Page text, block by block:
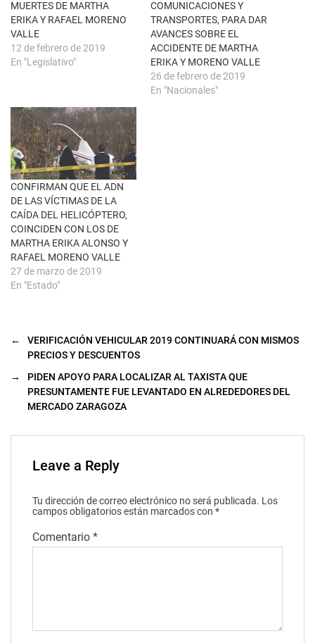
n
a
n
u
e
v
a
)
e
a
b
e
e
n
u
e
n
a
n
a
n
u
e
v
a
)
MUERTES DE MARTHA
ERIKA Y RAFAEL MORENO
VALLE
12 de febrero de 2019
En "Legislativo"
COMUNICACIONES Y
TRANSPORTES, PARA DAR
AVANCES SOBRE EL
ACCIDENTE DE MARTHA
ERIKA Y MORENO VALLE
26 de febrero de 2019
En "Nacionales"
CONFIRMAN QUE EL ADN
DE LAS VÍCTIMAS DE LA
CAÍDA DEL HELICÓPTERO,
COINCIDEN CON LOS DE
MARTHA ERIKA ALONSO Y
RAFAEL MORENO VALLE
27 de marzo de 2019
En "Estado"
←
VERIFICACIÓN VEHICULAR 2019 CONTINUARÁ CON MISMOS
PRECIOS Y DESCUENTOS
→
PIDEN APOYO PARA LOCALIZAR AL TAXISTA QUE
PRESUNTAMENTE FUE LEVANTADO EN ALREDEDORES DEL
MERCADO ZARAGOZA
Leave a Reply
Tu dirección de correo electrónico no será publicada. Los
campos obligatorios están marcados con *
Comentario *